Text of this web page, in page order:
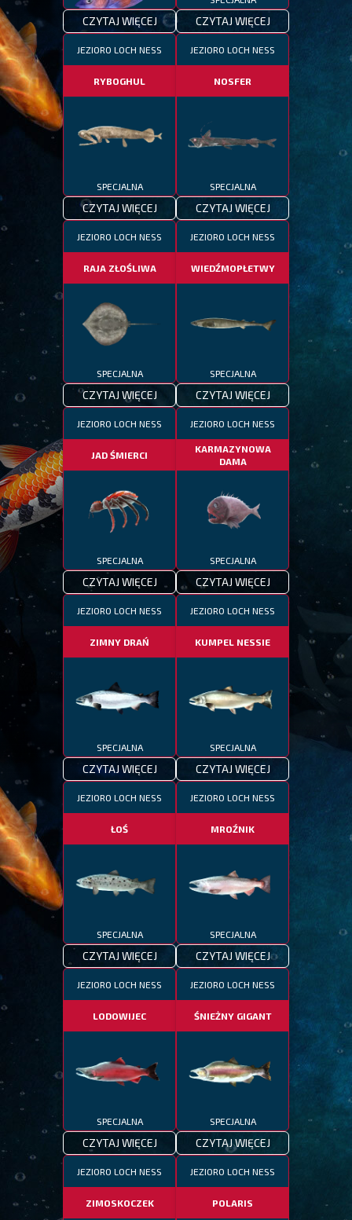
SPECJALNA
CZYTAJ WIĘCEJ CZYTAJ WIĘCEJ
JEZIORO LOCH NESS
RYBOGHUL
SPECJALNA
CZYTAJ WIĘCEJ
JEZIORO LOCH NESS
NOSFER
SPECJALNA
CZYTAJ WIĘCEJ
JEZIORO LOCH NESS
RAJA ZŁOŚLIWA
SPECJALNA
CZYTAJ WIĘCEJ
JEZIORO LOCH NESS
WIEDŹMOPŁETWY
SPECJALNA
CZYTAJ WIĘCEJ
JEZIORO LOCH NESS
JAD ŚMIERCI
SPECJALNA
CZYTAJ WIĘCEJ
JEZIORO LOCH NESS
KARMAZYNOWA
DAMA
SPECJALNA
CZYTAJ WIĘCEJ
JEZIORO LOCH NESS
ZIMNY DRAŃ
SPECJALNA
CZYTAJ WIĘCEJ
JEZIORO LOCH NESS
KUMPEL NESSIE
SPECJALNA
CZYTAJ WIĘCEJ
JEZIORO LOCH NESS
ŁOŚ
SPECJALNA
CZYTAJ WIĘCEJ
JEZIORO LOCH NESS
MROŹNIK
SPECJALNA
CZYTAJ WIĘCEJ
JEZIORO LOCH NESS
LODOWIJEC
SPECJALNA
CZYTAJ WIĘCEJ
JEZIORO LOCH NESS
ŚNIEŻNY GIGANT
SPECJALNA
CZYTAJ WIĘCEJ
JEZIORO LOCH NESS
ZIMOSKOCZEK
JEZIORO LOCH NESS
POLARIS